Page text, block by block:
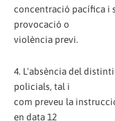
concentració pacífica i
provocació o
violència previ.
4. L'absència del
policials, tal i
com preveu la
en data 12